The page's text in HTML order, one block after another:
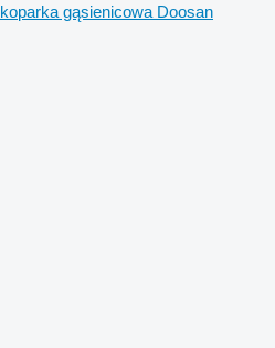
koparka gąsienicowa Doosan